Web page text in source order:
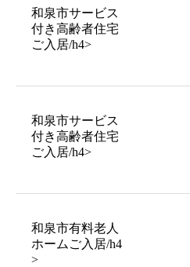
和泉市サービス
付き高齢者住宅
ご入居/h4>
和泉市サービス
付き高齢者住宅
ご入居/h4>
和泉市有料老人
ホームご入居/h4
>